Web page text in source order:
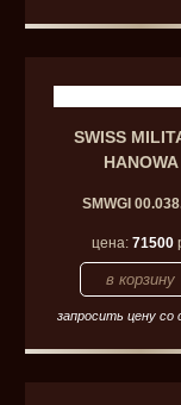
SWISS
HANOWA
SMWGI
цена:71500
запросить цену со